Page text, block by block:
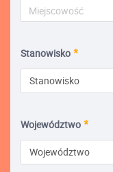
Stanowisko
Stanowisko
Województwo
Województwo